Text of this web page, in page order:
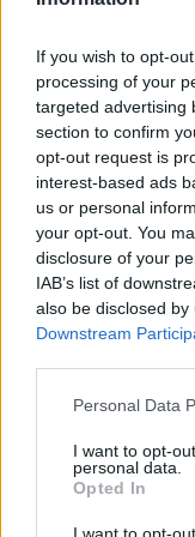
If you wish to opt-
processing of your
targeted advertising
section to confirm
opt-out request is
interest-based ads
us or personal
your opt-out. You
disclosure of your
IAB’s list of
also be disclosed
Downstream
Please note that
not limited to your
grant or deny
use your data for
consent section.
Personal Data
I want to opt-
personal data.
Opted In
I want to opt-
Καλπαδάκης.
Στο πλαίσιο
ενίσχυση των
τομείς: Ταμείο
οικονομικής
πολιτικών,
Τουρκία και
προσφυγικό
Παράλληλα,
ΣΥΡΙΖΑ, αυτήν
όσο και ως
ευρωπαϊκές
πρόσφατων